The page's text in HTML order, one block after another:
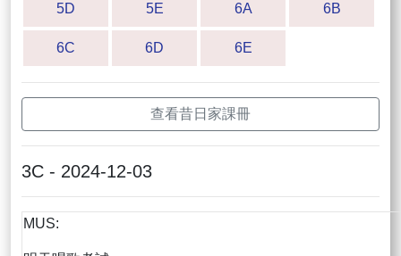
5D 5E 6A 6B
6C 6D 6E
查看昔日家課冊
3C - 2024-12-03
MUS: